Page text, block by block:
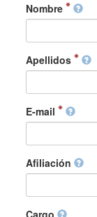
Nombre
Apellidos
E-mail
Afiliación
Cargo